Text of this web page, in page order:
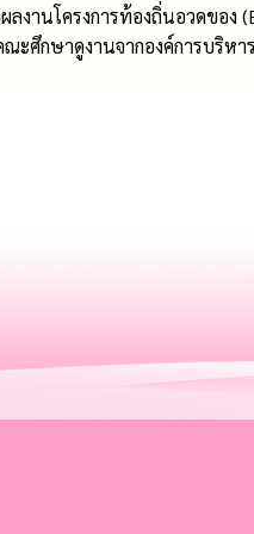
ลงานโครงการท้องถิ่นอวดของ
ะศึกษาดูงานจากองค์การบริห